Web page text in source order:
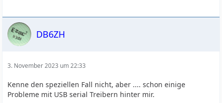
DB6ZH
3. November 2023 um 22:33
Kenne den speziellen Fall nicht, aber .... schon einige
Probleme mit USB serial Treibern hinter mir.